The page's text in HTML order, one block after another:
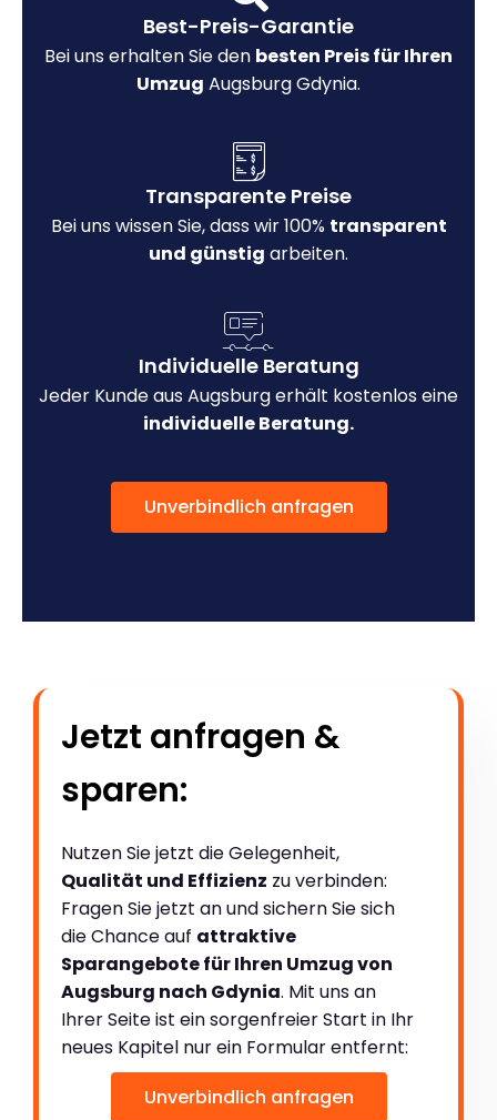
Best-Preis-Garantie
Bei uns erhalten Sie den besten Preis für Ihren
Umzug Augsburg Gdynia.
Transparente Preise
Bei uns wissen Sie, dass wir 100% transparent
und günstig arbeiten.
Individuelle Beratung
Jeder Kunde aus Augsburg erhält kostenlos eine
individuelle Beratung.
Unverbindlich anfragen
Jetzt anfragen &
sparen:
Nutzen Sie jetzt die Gelegenheit,
Qualität und Effizienz zu verbinden:
Fragen Sie jetzt an und sichern Sie sich
die Chance auf attraktive
Sparangebote für Ihren Umzug von
Augsburg nach Gdynia. Mit uns an
Ihrer Seite ist ein sorgenfreier Start in Ihr
neues Kapitel nur ein Formular entfernt:
Unverbindlich anfragen